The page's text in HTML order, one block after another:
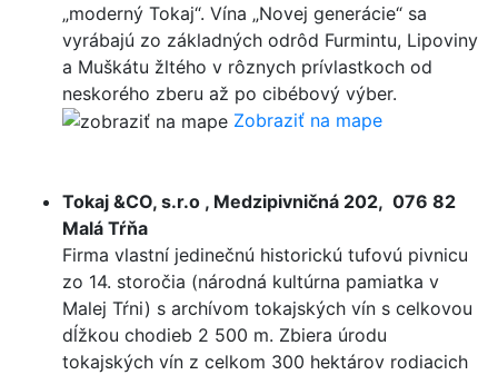
„moderný Tokaj“. Vína „Novej generácie“ sa
vyrábajú zo základných odrôd Furmintu, Lipoviny
a Muškátu žltého v rôznych prívlastkoch od
neskorého zberu až po cibébový výber.
Zobraziť na mape
Tokaj &CO, s.r.o , Medzipivničná 202, 076 82
Malá Tŕňa
Firma vlastní jedinečnú historickú tufovú pivnicu
zo 14. storočia (národná kultúrna pamiatka v
Malej Tŕni) s archívom tokajských vín s celkovou
dĺžkou chodieb 2 500 m. Zbiera úrodu
tokajských vín z celkom 300 hektárov rodiacich